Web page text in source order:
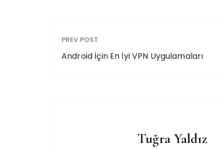
PREV POST
Android İçin En İyi VPN Uygulamaları
Tuğra Yaldız